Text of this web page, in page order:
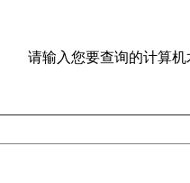
请输入您要查询的计算机